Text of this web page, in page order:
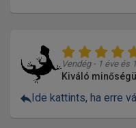
Vendég - 1 éve és
Kiváló
Ide kattints, ha erre